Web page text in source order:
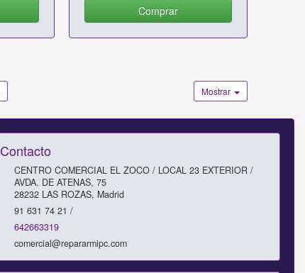
Comprar
Mostrar
Contacto
CENTRO COMERCIAL EL ZOCO / LOCAL 23 EXTERIOR /
AVDA. DE ATENAS, 75
28232 LAS ROZAS, Madrid
91 631 74 21 /
642663319
comercial@repararmipc.com